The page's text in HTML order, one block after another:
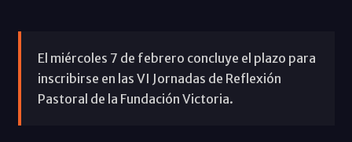
El miércoles 7 de febrero concluye el plazo para
inscribirse en las VI Jornadas de Reflexión
Pastoral de la Fundación Victoria.